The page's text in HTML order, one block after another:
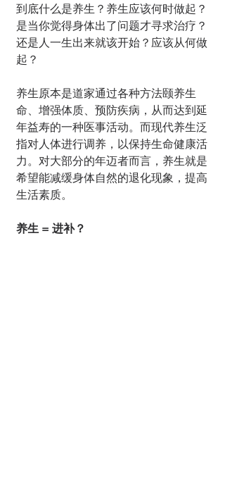
到底什么是养生？养生应该何时做起？
是当你觉得身体出了问题才寻求治疗？
还是人一生出来就该开始？应该从何做
起？
养生原本是道家通过各种方法颐养生
命、增强体质、预防疾病，从而达到延
年益寿的一种医事活动。而现代养生泛
指对人体进行调养，以保持生命健康活
力。对大部分的年迈者而言，养生就是
希望能减缓身体自然的退化现象，提高
生活素质。
养生 = 进补？